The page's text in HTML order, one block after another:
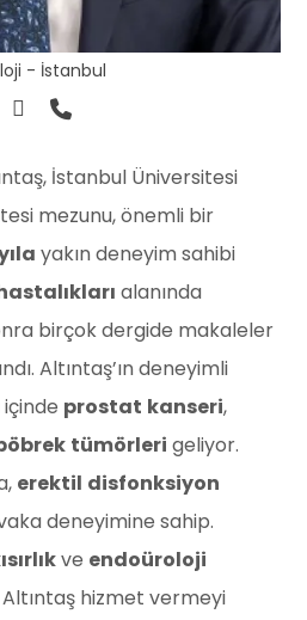
- İstanbul
İstanbul Üniversitesi
mezunu, önemli bir
yakın deneyim sahibi
alanında
birçok dergide makaleler
Altıntaş’ın deneyimli
prostat kanseri,
tümörleri geliyor.
erektil disfonksiyon
deneyimine sahip.
ve endoüroloji
hizmet vermeyi